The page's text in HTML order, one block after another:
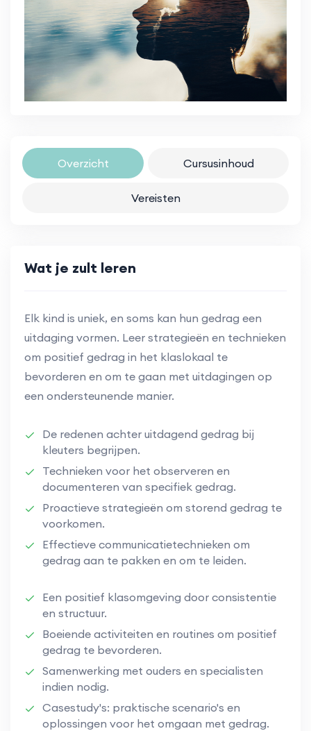
Overzicht Cursusinhoud
Vereisten
Wat je zult leren
Elk kind is uniek, en soms kan hun gedrag een
uitdaging vormen. Leer strategieën en technieken
om positief gedrag in het klaslokaal te
bevorderen en om te gaan met uitdagingen op
een ondersteunende manier.
De redenen achter uitdagend gedrag bij
kleuters begrijpen.
Technieken voor het observeren en
documenteren van specifiek gedrag.
Proactieve strategieën om storend gedrag te
voorkomen.
Effectieve communicatietechnieken om
gedrag aan te pakken en om te leiden.
Een positief klasomgeving door consistentie
en structuur.
Boeiende activiteiten en routines om positief
gedrag te bevorderen.
Samenwerking met ouders en specialisten
indien nodig.
Casestudy's: praktische scenario's en
oplossingen voor het omgaan met gedrag.